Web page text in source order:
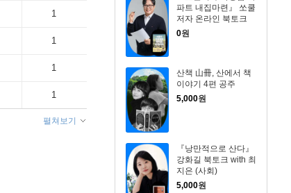
파트 내집마련』 쏘쿨
저자 온라인 북토크
0원
산책 山冊, 산에서 책
이야기 4편 공주
5,000원
『낭만적으로 산다』
강화길 북토크 with 최
지은 (사회)
5,000원
1
1
1
1
펼쳐보기